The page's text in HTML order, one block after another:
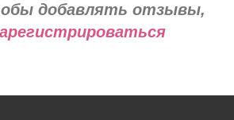
добавлять отзывы,